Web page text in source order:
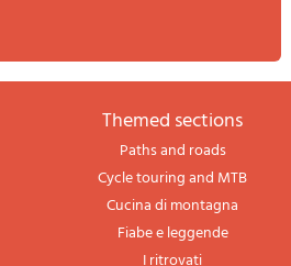
themed sections
Paths and roads
Cycle touring and MTB
Cucina di montagna
Fiabe e leggende
I ritrovati